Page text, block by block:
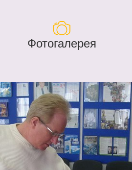
Фотогалерея